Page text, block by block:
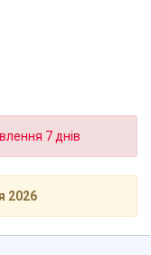
7 днів
2026